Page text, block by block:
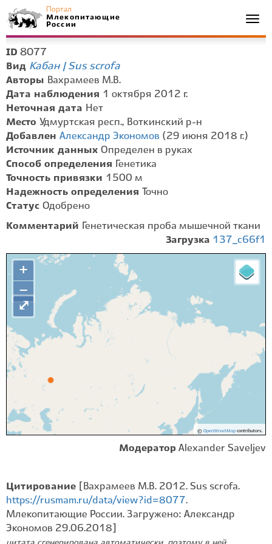
Портал
Млекопитающие
России
ID 8077
Вид Кабан | Sus scrofa
Авторы Вахрамеев М.В.
Дата наблюдения 1 октября 2012 г.
Неточная дата Нет
Место Удмуртская респ., Воткинский р-н
Добавлен Александр Экономов (29 июня 2018 г.)
Источник данных Определен в руках
Способ определения
Генетика
Точность привязки 1500 м
Надежность определения
Точно
Статус Одобрено
Комментарий
Генетическая проба мышечной ткани
Загрузка 137_c66f1
+
−
© OpenStreetMapcontributors.
⤢
Модератор Alexander Saveljev
Цитирование
[Вахрамеев М.В. 2012. Sus scrofa.
https://rusmam.ru/data/view?id=8077.
Млекопитающие России. Загружено: Александр
Экономов 29.06.2018]